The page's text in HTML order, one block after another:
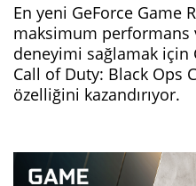
En yeni GeForce Game
maksimum performans
deneyimi sağlamak için
Call of Duty: Black Ops
özelliğini kazandırıyor.